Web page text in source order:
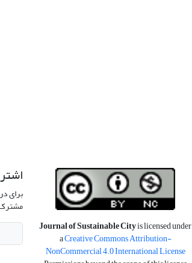
Journal of Sustainable Cityis licensed under
aCreative Commons Attribution-
NonCommercial 4.0 International License
برای